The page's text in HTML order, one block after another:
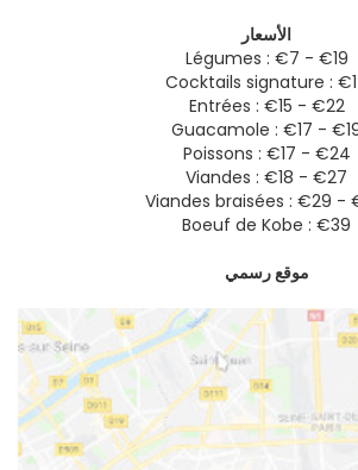
الأسعار
Légumes : €7 - €19
Cocktails signature :
Entrées : €15 - €22
Guacamole : €17 -
Poissons : €17 - €24
Viandes : €18 - €27
Viandes braisées : €29 -
Boeuf de Kobe : €39
موقع رسمي